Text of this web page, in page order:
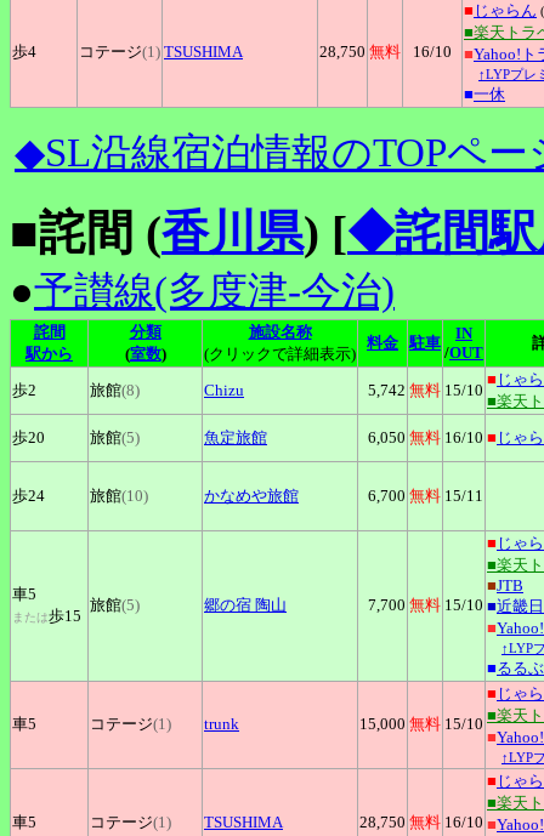
歩4 コテージ(1) TSUSHIMA 28,750 無料 16/10
■ じゃらん (
■楽天トラ
■Yahoo!ト
↑LYPプレ
■一休
◆SL沿線宿泊情報のTOPペー
■詫間 (香川県) [◆詫間駅
●予讃線(多度津-今治)
詫間
駅から
分類
(室数)
施設名称
(クリックで詳細表示)
料金 駐車
IN
/OUT
歩2 旅館(8) Chizu 5,742 無料 15/10
■ じゃ
■楽天
歩20
旅館(5) 魚定旅館 6,050 無料 16/10 ■ じゃ
歩24 旅館(10) かなめや旅館 6,700 無料 15/11
車5
または歩15
旅館(5) 郷の宿 陶山 7,700 無料 15/10
■ じゃ
■楽天
■JTB
■近畿
■
↑LYP
■るる
車5 コテージ(1) trunk 15,000 無料 15/10
■ じゃ
■楽天
■
↑LYP
車5 コテージ(1) TSUSHIMA 28,750 無料 16/10
■ じゃ
■楽天
■